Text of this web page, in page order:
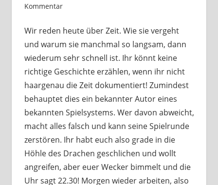
Kommentar
Wir reden heute über Zeit. Wie sie vergeht
und warum sie manchmal so langsam, dann
wiederum sehr schnell ist. Ihr könnt keine
richtige Geschichte erzählen, wenn ihr nicht
haargenau die Zeit dokumentiert! Zumindest
behauptet dies ein bekannter Autor eines
bekannten Spielsystems. Wer davon abweicht,
macht alles falsch und kann seine Spielrunde
zerstören. Ihr habt euch also grade in die
Höhle des Drachen geschlichen und wollt
angreifen, aber euer Wecker bimmelt und die
Uhr sagt 22.30! Morgen wieder arbeiten, also